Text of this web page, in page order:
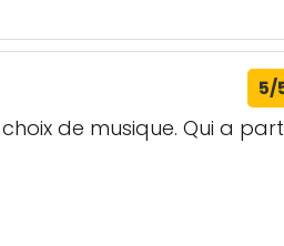
5/
de musique. Qui a